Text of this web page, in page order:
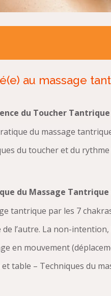
au massage
du Toucher
du massage
du toucher et du
du Massage Tantrique
tantrique par les 7
l’autre. La non-
en mouvement
table – Techniques du